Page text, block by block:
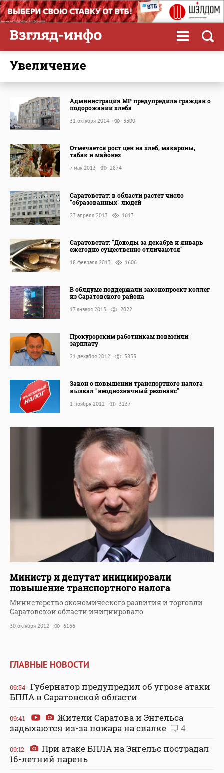
увеличение
Администрация МР предупредила граждан о
подорожании хлеба
31 октября 2014 3300
Отмечается рост цен на хлеб, макароны,
табак и майонез
7 мая 2013 2874
Саратовстат: в области растет число
"образованных" людей
23 апреля 2013 1613
Саратовстат: "Доходы за декабрь и январь
ежегодно существенно отличаются"
18 февраля 2013 1606
В облдуме поддержали законопроект коллег
из Саратовского района
17 января 2013 2022
Прокурорским работникам повысили
зарплату
21 декабря 2012 5855
Закон о повышении транспортного налога
вызвал "неоднозначный резонанс"
1 ноября 2012 3237
Министр и депутат инициировали
повышение транспортного налога
Министерство экономического развития и торговли
Саратовской области инициировало
30 октября 2012 6166
ГЛАВНЫЕ НОВОСТИ
09:54 Губернатор предупредил об угрозе атаки
БПЛА в Саратовской области
09:41
Жители Саратова и Энгельса
задыхаются из-за пожара на свалке
4
09:12
При атаке БПЛА на Энгельс пострадал
16-летний парень